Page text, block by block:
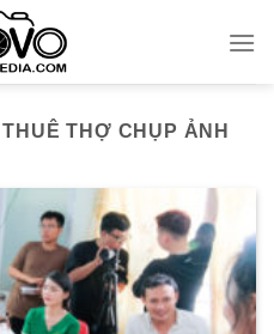
THỢ CHỤP ẢNH